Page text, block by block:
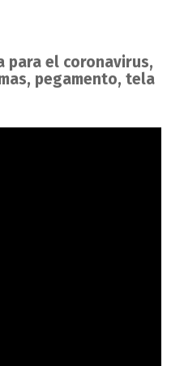
para el coronavirus,
pegamento, tela